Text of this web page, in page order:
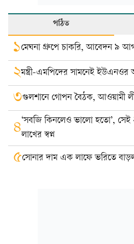
পঠিত
১মেঘনা গ্রুপে চাকরি, আবেদন ৯
২মন্ত্রী-এমপিদের সামনেই
৩গুলশানে গোপন বৈঠক, আওয়ামী
৪‘সবজি কিনলেও ভালো হতো’, সেই
লাখের স্বপ্ন
৫সোনার দাম এক লাফে ভরিতে